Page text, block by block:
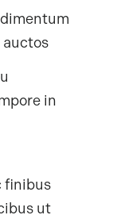
in
finibus
ut